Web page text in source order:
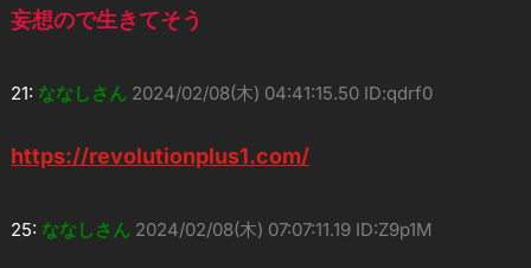
妄想ので生きてそう
21: ななしさん 2024/02/08(木) 04:41:15.50 ID:qdrf0
https://revolutionplus1.com/
25: ななしさん 2024/02/08(木) 07:07:11.19 ID:Z9p1M